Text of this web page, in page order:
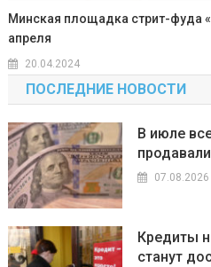
Минская площадка стрит-фуда
апреля
20.04.2024
ПОСЛЕДНИЕ НОВОСТИ
В июле
07.08.2026
Кредиты
станут